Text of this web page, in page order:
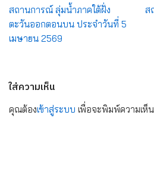
สถานการณ์ ลุ่มน้ำภาคใต้ฝั่ง
ตะวันออกตอนบน ประจำวันที่ 5
เมษายน 2569
ส
ใส่ความเห็น
คุณต้องเข้าสู่ระบบ เพื่อจะพิมพ์ความเห็น